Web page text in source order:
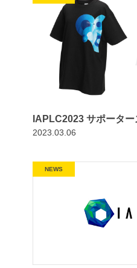
IAPLC2023 サポータ
2023.03.06
NEWS